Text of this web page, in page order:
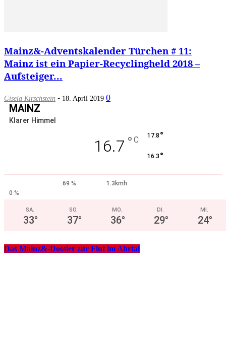
Mainz&-Adventskalender Türchen # 11:
Mainz ist ein Papier-Recyclingheld 2018 –
Aufsteiger...
Gisela Kirschstein - 18. April 2019 0
MAINZ
Klarer Himmel
16.7 ° C 17.8 °
16.3 °
69 %
1.3kmh
0 %
SA.
33°
SO.
37°
MO.
36°
DI.
29°
MI.
24°
Das Mainz&-Dossier zur Flut im Ahrtal